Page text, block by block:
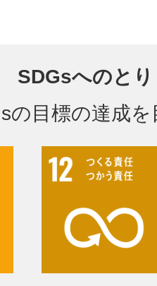
SDGsへのと
の目標の達成
相模原
渋谷区